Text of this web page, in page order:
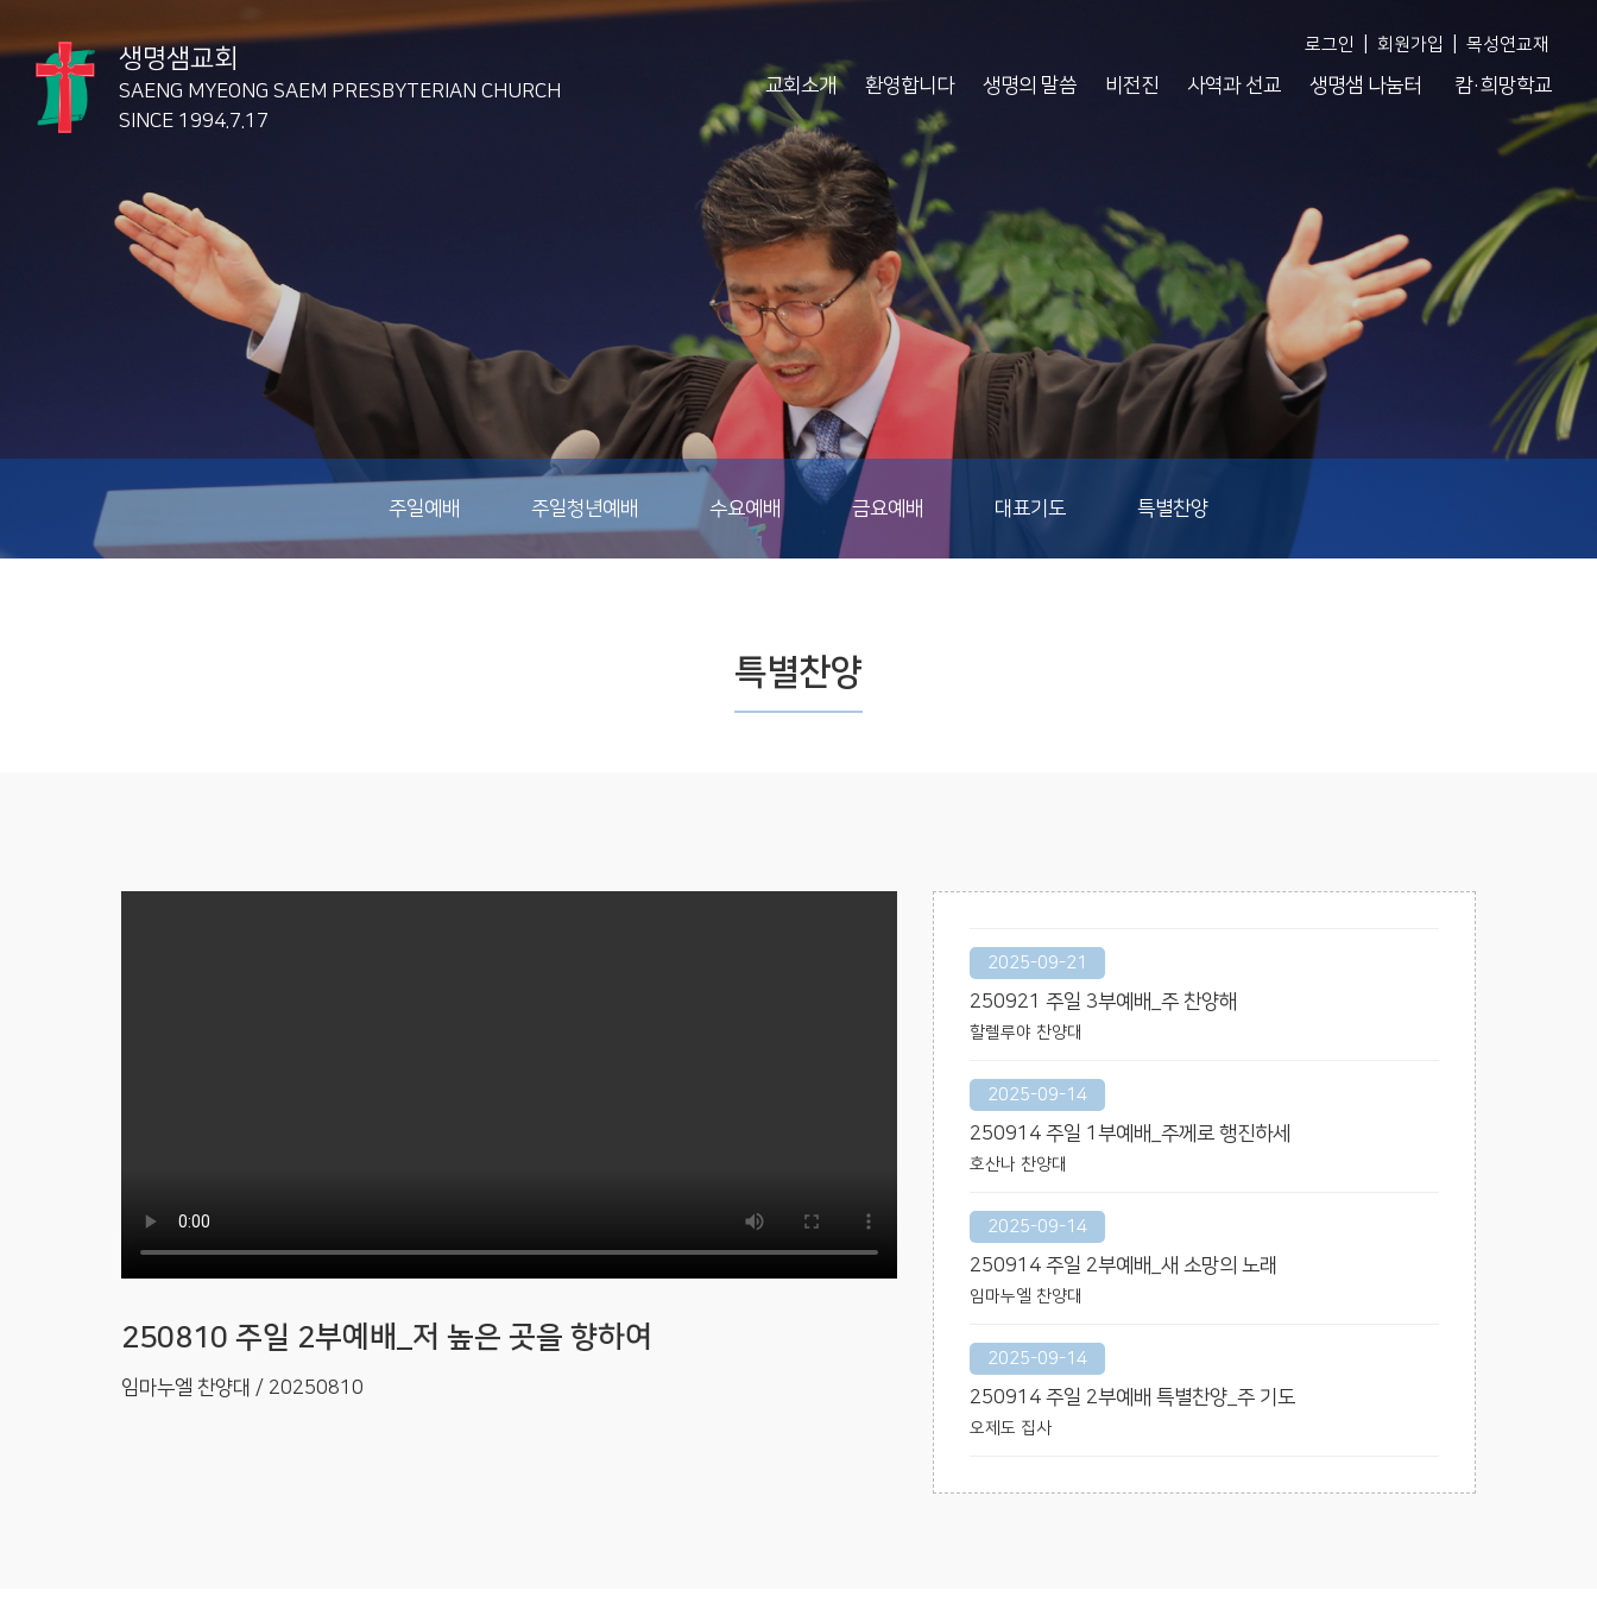
생명샘교회
SAENG MYEONG SAEM PRESBYTERIAN CHURCH
SINCE 1994.7.17
교회소개 환영합니다 생명의 말씀 비전진 사역과 선교 생명샘 나눔터 캄·희망학교
로그인 회원가입 목성연교재
주일예배 주일청년예배 수요예배 금요예배 대표기도 특별찬양
특별찬양
250810 주일 2부예배_저 높은 곳을 향하여
임마누엘 찬양대 / 20250810
2025-09-21
250921 주일 3부예배_주 찬양해
할렐루야 찬양대
2025-09-14
250914 주일 1부예배_주께로 행진하세
호산나 찬양대
2025-09-14
250914 주일 2부예배_새 소망의 노래
임마누엘 찬양대
2025-09-14
250914 주일 2부예배 특별찬양_주 기도
오제도 집사